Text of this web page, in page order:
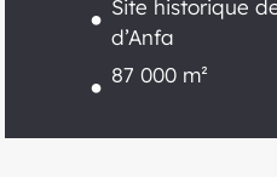
Site historique
d’Anfa
87 000 m²